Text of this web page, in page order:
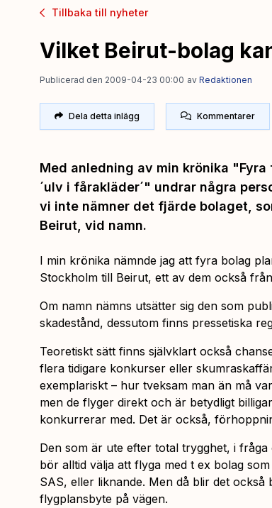
Tillbaka till nyheter
Vilket Beirut-bolag
Publicerad den 2009-04-23 00:00 av Redaktionen
Dela detta inlägg Kommentarer
Med anledning av min krönika
´ulv i fårakläder´" undrar några
vi inte nämner det fjärde bolaget,
Beirut, vid namn.
I min krönika nämnde jag att fyra bolag
Stockholm till Beirut, ett av dem också
Om namn nämns utsätter sig den som
skadestånd, dessutom finns pressetiska
Teoretiskt sätt finns självklart också
flera tidigare konkurser eller
exemplariskt – hur tveksam man än må
men de flyger direkt och är betydligt
konkurrerar med. Det är också,
Den som är ute efter total trygghet, i
bör alltid välja att flyga med t ex bolag
SAS, eller liknande. Men då blir det
flygplansbyte på vägen.